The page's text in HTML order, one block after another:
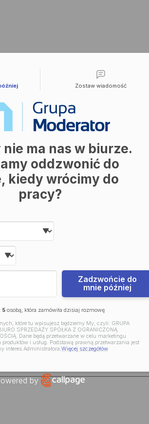
Zostaw wiadomość
ma nas w biurze.
oddzwonić do
kiedy wrócimy do
pracy?
Date and time slection for
Wybierz datę
Numer telefonu
Podaj poprawny numer
Zadzwońcie do
mnie później
5osobą, która zamówiła dzisiaj rozmowę
które tu wpisujesz będziemy My, czyli: GRUPA
SPRZEDAŻY SPÓŁKA Z OGRANICZONĄ
Dane będą przetwarzane w celu marketingu
produktów i usług. Podstawą prawną przetwarzania jest
interes Administratora.Więcej szczegółów
by